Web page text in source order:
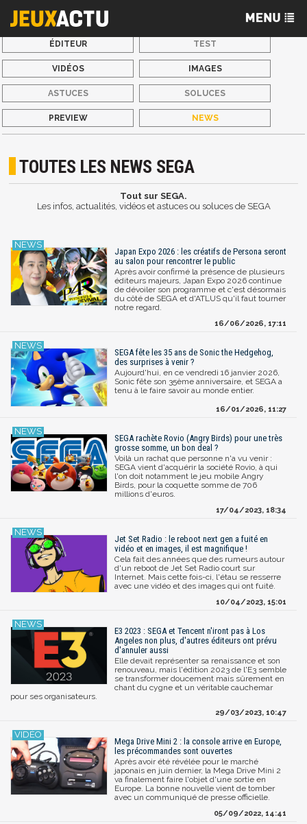
ÉDITEUR TEST
VIDÉOS IMAGES
ASTUCES SOLUCES
PREVIEW NEWS
TOUTES LES NEWS SEGA
Tout sur SEGA.
Les infos, actualités, vidéos et astuces ou soluces de SEGA
Japan Expo 2026 : les créatifs de Persona seront
au salon pour rencontrer le public
Après avoir confirmé la présence de plusieurs
éditeurs majeurs, Japan Expo 2026 continue
de dévoiler son programme et c'est désormais
du côté de SEGA et d'ATLUS qu'il faut tourner
notre regard.
16/06/2026, 17:11
SEGA fête les 35 ans de Sonic the Hedgehog,
des surprises à venir ?
Aujourd'hui, en ce vendredi 16 janvier 2026,
Sonic fête son 35ème anniversaire, et SEGA a
tenu à le faire savoir au monde entier.
16/01/2026, 11:27
SEGA rachète Rovio (Angry Birds) pour une très
grosse somme, un bon deal ?
Voilà un rachat que personne n'a vu venir :
SEGA vient d'acquérir la société Rovio, à qui
l'on doit notamment le jeu mobile Angry
Birds, pour la coquette somme de 706
millions d'euros.
17/04/2023, 18:34
Jet Set Radio : le reboot next gen a fuité en
vidéo et en images, il est magnifique !
Cela fait des années que des rumeurs autour
d'un reboot de Jet Set Radio court sur
Internet. Mais cette fois-ci, l'étau se resserre
avec une vidéo et des images qui ont fuité.
10/04/2023, 15:01
E3 2023 : SEGA et Tencent n'iront pas à Los
Angeles non plus, d'autres éditeurs ont prévu
d'annuler aussi
Elle devait représenter sa renaissance et son
renouveau, mais l'édition 2023 de l'E3 semble
se transformer doucement mais sûrement en
chant du cygne et un véritable cauchemar
pour ses organisateurs.
29/03/2023, 10:47
Mega Drive Mini 2 : la console arrive en Europe,
les précommandes sont ouvertes
Après avoir été révélée pour le marché
japonais en juin dernier, la Mega Drive Mini 2
va finalement faire l'objet d'une sortie en
Europe. La bonne nouvelle vient de tomber
avec un communiqué de presse officielle.
05/09/2022, 14:41